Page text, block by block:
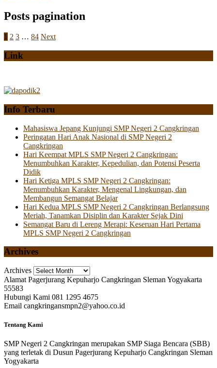
Posts pagination
1 2 3 … 84 Next
Link
Info Terbaru
Mahasiswa Jepang Kunjungi SMP Negeri 2 Cangkringan
Peringatan Hari Anak Nasional di SMP Negeri 2
Cangkringan
Hari Keempat MPLS SMP Negeri 2 Cangkringan:
Menumbuhkan Karakter, Kepedulian, dan Potensi Peserta
Didik
Hari Ketiga MPLS SMP Negeri 2 Cangkringan:
Menumbuhkan Karakter, Mengenal Lingkungan, dan
Membangun Semangat Belajar
Hari Kedua MPLS SMP Negeri 2 Cangkringan Berlangsung
Meriah, Tanamkan Disiplin dan Karakter Sejak Dini
Semangat Baru di Lereng Merapi: Keseruan Hari Pertama
MPLS SMP Negeri 2 Cangkringan
Archives
Archives
Alamat Pagerjurang Kepuharjo Cangkringan Sleman Yogyakarta
55583
Hubungi Kami 081 1295 4675
Email cangkringansmpn2@yahoo.co.id
Tentang Kami
SMP Negeri 2 Cangkringan merupakan SMP Siaga Bencara (SBB)
yang terletak di Dusun Pagerjurang Kepuharjo Cangkringan Sleman
Yogyakarta